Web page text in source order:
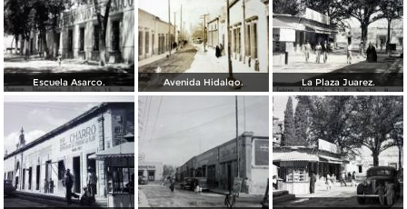
Escuela Asarco. Avenida Hidalgo. La Plaza Juarez.